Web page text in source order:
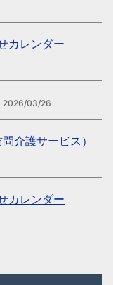
カレンダー
2026/03/26
介護サービス）
カレンダー